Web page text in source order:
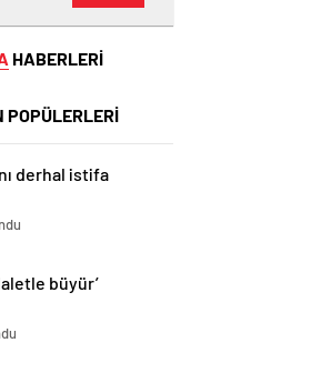
HABERLERİ
POPÜLERLERİ
derhal istifa
büyür’